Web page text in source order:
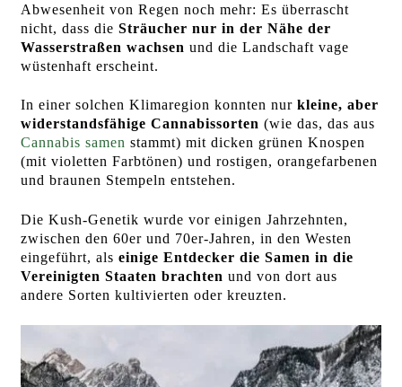
Abwesenheit von Regen noch mehr: Es überrascht
nicht, dass die Sträucher nur in der Nähe der
Wasserstraßen wachsen und die Landschaft vage
wüstenhaft erscheint.
In einer solchen Klimaregion konnten nur kleine, aber
widerstandsfähige Cannabissorten (wie das, das aus
Cannabis samen stammt) mit dicken grünen Knospen
(mit violetten Farbtönen) und rostigen, orangefarbenen
und braunen Stempeln entstehen.
Die Kush-Genetik wurde vor einigen Jahrzehnten,
zwischen den 60er und 70er-Jahren, in den Westen
eingeführt, als einige Entdecker die Samen in die
Vereinigten Staaten brachten und von dort aus
andere Sorten kultivierten oder kreuzten.